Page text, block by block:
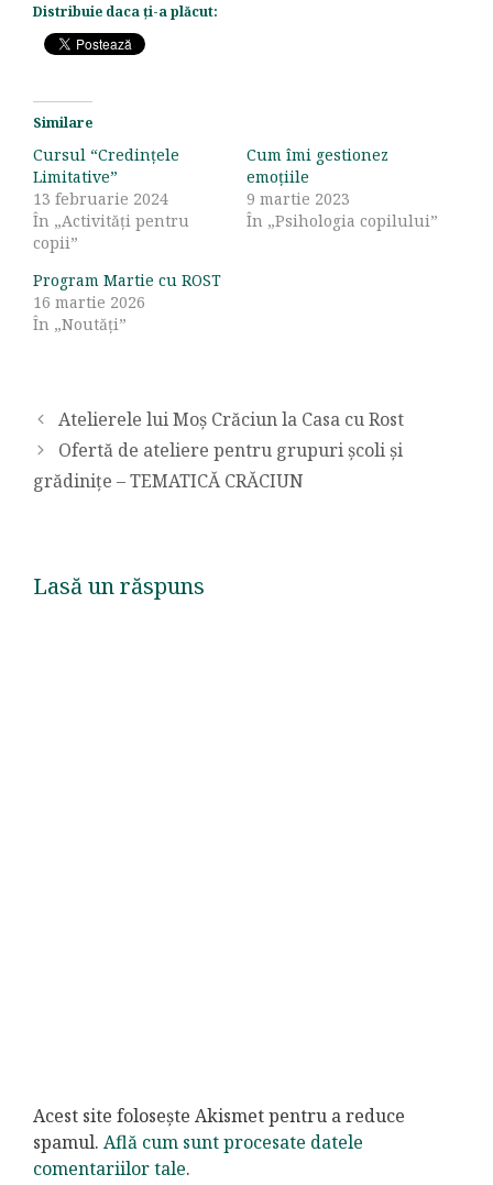
Distribuie daca ți-a plăcut:
Similare
Cursul “Credințele
Limitative”
13 februarie 2024
În „Activități pentru
copii”
Cum îmi gestionez
emoțiile
9 martie 2023
În „Psihologia copilului”
Program Martie cu ROST
16 martie 2026
În „Noutăți”
Atelierele lui Moș Crăciun la Casa cu Rost
Ofertă de ateliere pentru grupuri școli și
grădinițe – TEMATICĂ CRĂCIUN
Lasă un răspuns
Acest site folosește Akismet pentru a reduce
spamul. Află cum sunt procesate datele
comentariilor tale.